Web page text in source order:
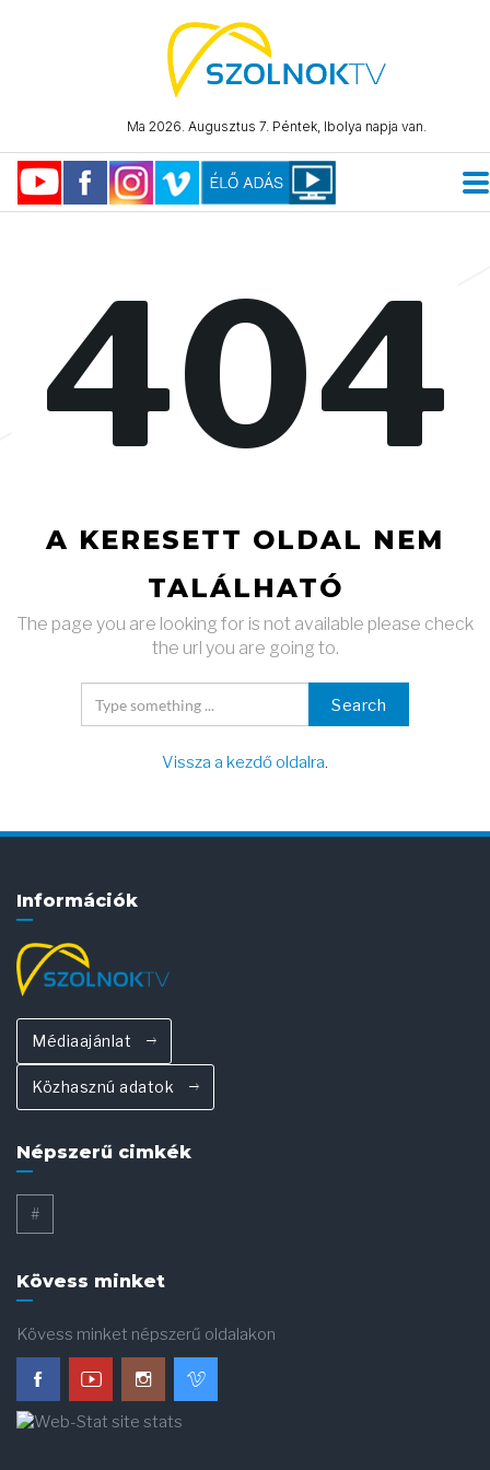
Ma 2026. Augusztus 7. Péntek, Ibolya napja van.
404
A KERESETT OLDAL NEM
TALÁLHATÓ
The page you are looking for is not available please check
the url you are going to.
Search
Vissza a kezdő oldalra.
Információk
Médiaajánlat
Közhasznú adatok
Népszerű cimkék
#
Kövess minket
Kövess minket népszerű oldalakon